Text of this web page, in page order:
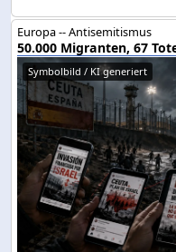
Europa -- Antisemitismus
50.000 Migranten, 67
Symbolbild / KI generiert